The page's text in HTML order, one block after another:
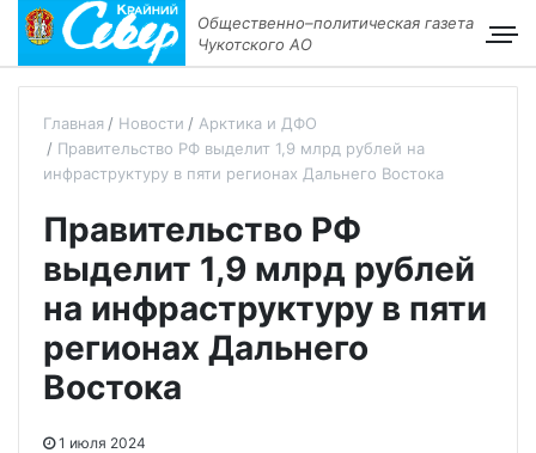
Общественно–политическая газета
Чукотского АО
Главная Новости
Арктика и ДФО
Правительство РФ выделит 1,9 млрд рублей на
инфраструктуру в пяти регионах Дальнего Востока
Правительство РФ
выделит 1,9 млрд рублей
на инфраструктуру в пяти
регионах Дальнего
Востока
1 июля 2024